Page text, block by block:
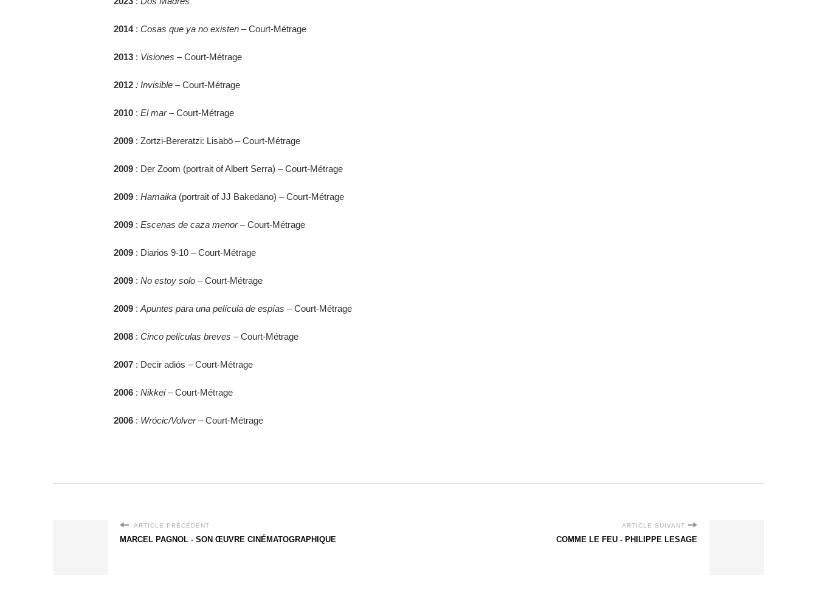
2014: Cosas que ya no existen – Court-Métrage
2013 : Visiones – Court-Métrage
2012 : Invisible – Court-Métrage
2010 : El mar– Court-Métrage
2009 : Zortzi-Bereratzi: Lisabö – Court-Métrage
2009 : Der Zoom (portrait of Albert Serra) – Court-Métrage
2009 : Hamaika (portrait of JJ Bakedano) – Court-Métrage
2009 : Escenas de caza menor– Court-Métrage
2009 : Diarios 9-10 – Court-Métrage
2009 : No estoy solo – Court-Métrage
2009 : Apuntes para una película de espías – Court-Métrage
2008 : Cinco películas breves – Court-Métrage
2007 : Decir adiós – Court-Métrage
2006 : Nikkei– Court-Métrage
2006 : Wrócic/Volver– Court-Métrage
ARTICLE PRÉCÉDENT
MARCEL PAGNOL - SON ŒUVRE CINÉMATOGRAPHIQUE
ARTICLE SUIVANT
COMME LE FEU - PHILIPPE LESAGE